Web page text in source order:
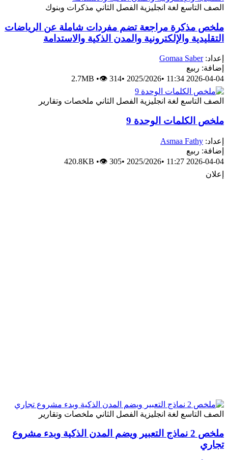
الصف التاسع لغة انجليزية الفصل الثاني مذكرات وبنوك
ملخص مذكرة مراجعة تضم مفردات شاملة عن الرياضات
التقليدية والإلكترونية والمدن الذكية والاستدامة
إعداد: Gomaa Saber
إضافة: ربيع
2026-04-04 11:34
•
2025/2026
•
2.7MB •👁 314
الصف التاسع لغة انجليزية الفصل الثاني ملخصات وتقارير
ملخص الكلمات الوحدة 9
إعداد: Asmaa Fathy
إضافة: ربيع
2026-04-04 11:27
•
2025/2026
•
420.8KB •👁 305
إعلان
الصف التاسع لغة انجليزية الفصل الثاني ملخصات وتقارير
ملخص 2 نماذج التعبير ويضم المدن الذكية وبدء مشروع
تجاري